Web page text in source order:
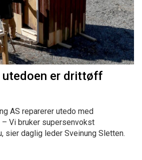
utedoen er drittøff
AS reparerer utedo med
Vi bruker supersenvokst
sier daglig leder Sveinung Sletten.